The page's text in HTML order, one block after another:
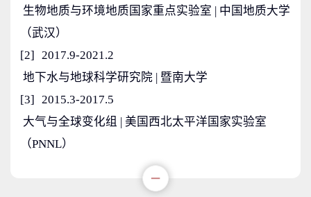
生物地质与环境地质国家重点实验室 | 中国地质大学
（武汉）
[2] 2017.9-2021.2
地下水与地球科学研究院 | 暨南大学
[3] 2015.3-2017.5
大气与全球变化组 | 美国西北太平洋国家实验室
（PNNL）